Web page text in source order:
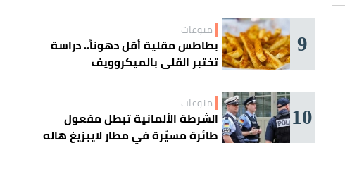
9 منوعات
بطاطس مقلية أقل دهوناً.. دراسة
تختبر القلي بالميكروويف
10 منوعات
الشرطة الألمانية تبطل مفعول
طائرة مسيّرة في مطار لايبزيغ هاله